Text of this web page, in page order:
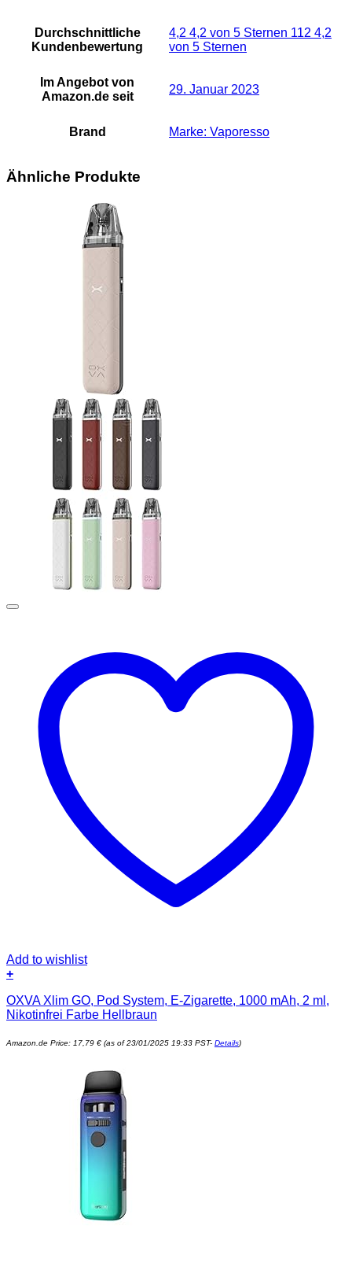
Durchschnittliche
Kundenbewertung
4,2 4,2 von 5 Sternen 112 4,2
von 5 Sternen
Im Angebot von
Amazon.de seit
29. Januar 2023
Brand Marke: Vaporesso
Ähnliche Produkte
Add to wishlist
+
OXVA Xlim GO, Pod System, E-Zigarette, 1000 mAh, 2 ml,
Nikotinfrei Farbe Hellbraun
Amazon.de Price: 17,79 € (as of 23/01/2025 19:33 PST- Details)